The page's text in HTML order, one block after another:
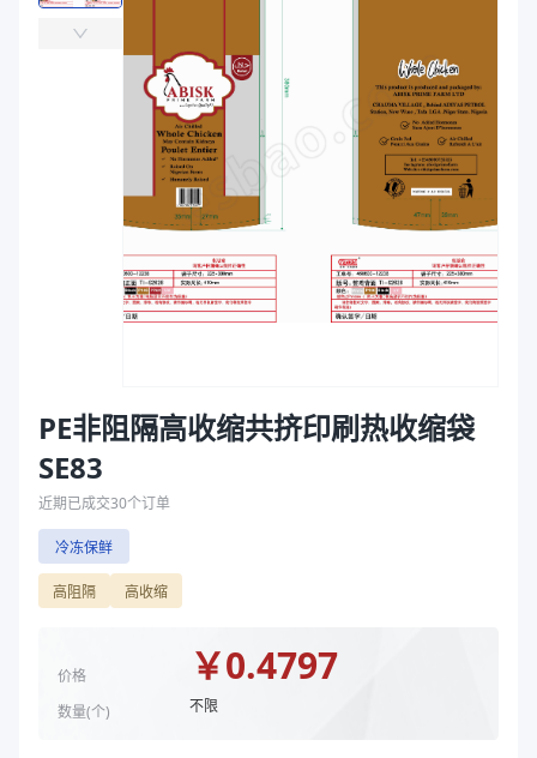
221330
SE53
热收缩
袋
拉伸膜
应用场景：冷冻保鲜
印刷热收缩袋
PE、EVA
55
225
380
乳黄、透明、不透明白
弧线封底、弧线底封
正印刷色数
5
反印刷色数
4
宽度 mm
长度 mm
300、334、355、375、380、390、400、410、
印刷色数
产品特性
材质 EVA/PE 厚度55μm
商品图片
PE非阻隔高收缩共挤印刷热收缩袋
SE83
近期已成交30个订单
冷冻保鲜
高阻隔 高收缩
价格
数量(个)
￥0.4797
不限